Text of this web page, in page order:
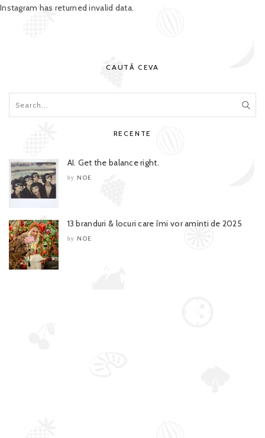
Instagram has returned invalid data.
CAUTĂ CEVA
RECENTE
AI. Get the balance right.
by NOE
13 branduri & locuri care îmi vor aminti de 2025
by NOE